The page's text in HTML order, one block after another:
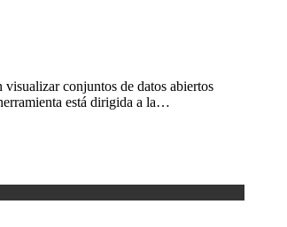
conjuntos de datos abiertos
está dirigida a la…